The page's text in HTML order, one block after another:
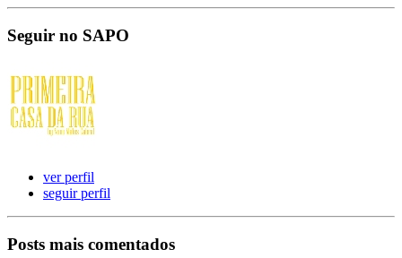
Seguir no SAPO
ver perfil
seguir perfil
Posts mais comentados